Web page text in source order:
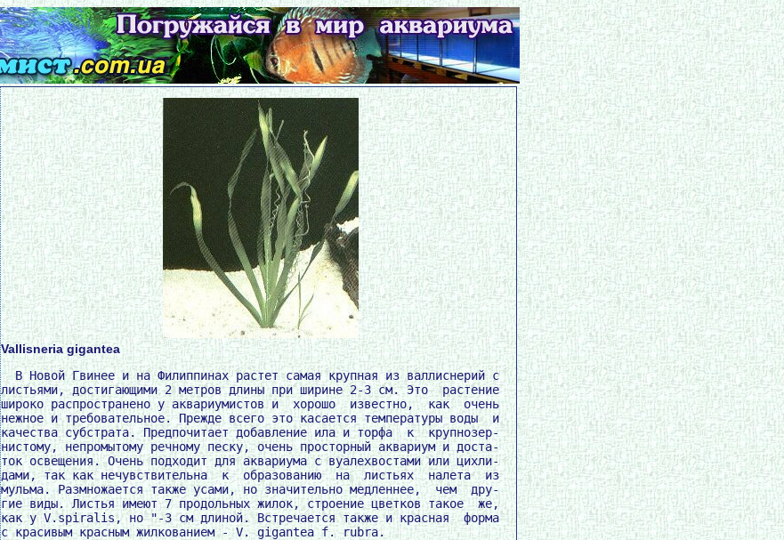
Vallisneria gigantea
  В Новой Гвинее и на Филиппинах растет самая крупная из валлиснерий с
листьями, достигающими 2 метров длины при ширине 2-3 см. Это  растение
широко распространено у аквариумистов и  хорошо  известно,  как  очень
нежное и требовательное. Прежде всего это касается температуры воды  и
качества субстрата. Предпочитает добавление ила и торфа  к  крупнозер-
нистому, непромытому речному песку, очень просторный аквариум и доста-
ток освещения. Очень подходит для аквариума с вуалехвостами или цихли-
дами, так как нечувствительна  к  образованию  на  листьях  налета  из
мульма. Размножается также усами, но значительно медленнее,  чем  дру-
гие виды. Листья имеют 7 продольных жилок, строение цветков такое  же,
как у V.spiralis, но "-3 см длиной. Встречается также и красная  форма
с красивым красным жилкованием - V. gigantea f. rubra.